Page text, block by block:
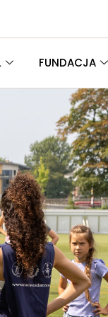
FUNDACJA